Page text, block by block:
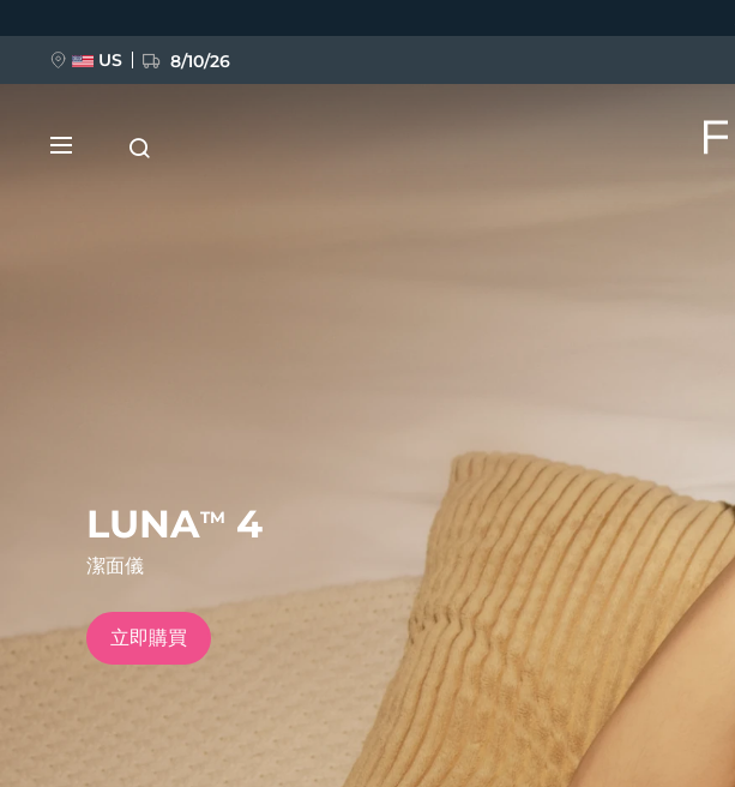
LUNATM 4
潔面儀
立即購買
US 8/10/26
issa™ Teeth Whitening Set
FAQ™ Dual LED Panel